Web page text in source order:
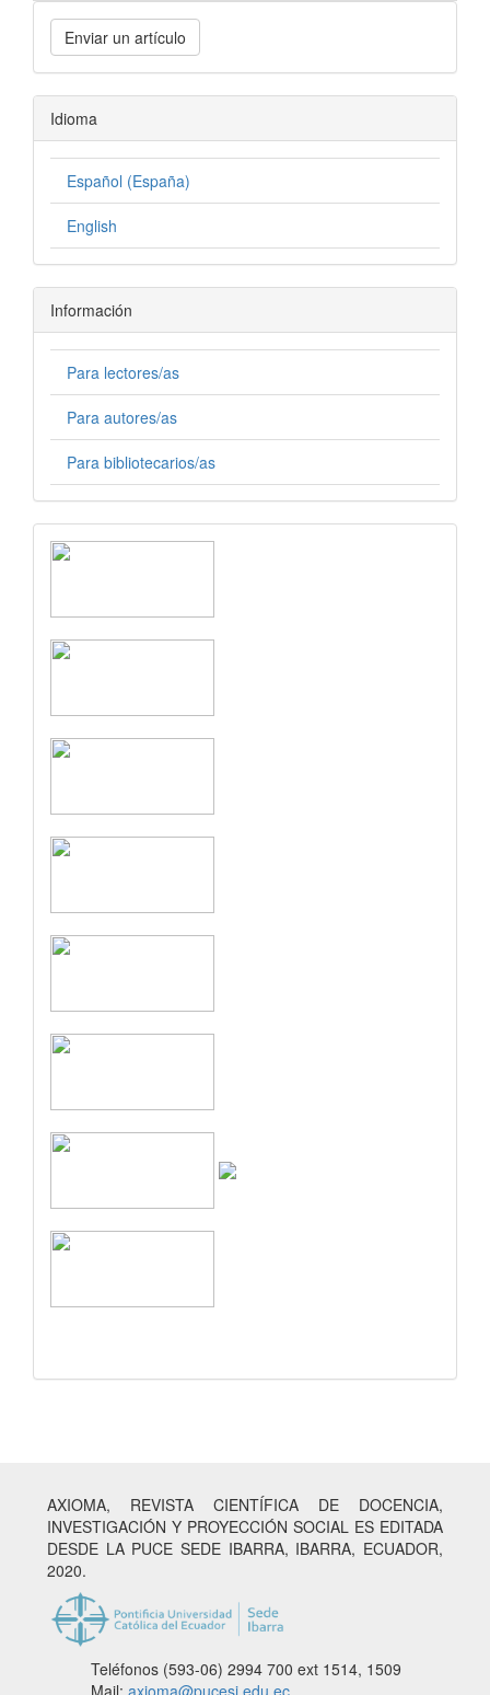
Enviar un artículo
Idioma
Español (España)
English
Información
Para lectores/as
Para autores/as
Para bibliotecarios/as
AXIOMA, REVISTA CIENTÍFICA DE DOCENCIA,
INVESTIGACIÓN Y PROYECCIÓN SOCIAL ES EDITADA
DESDE LA PUCE SEDE IBARRA, IBARRA, ECUADOR,
2020.
Teléfonos (593-06) 2994 700 ext 1514, 1509
Mail: axioma@pucesi.edu.ec